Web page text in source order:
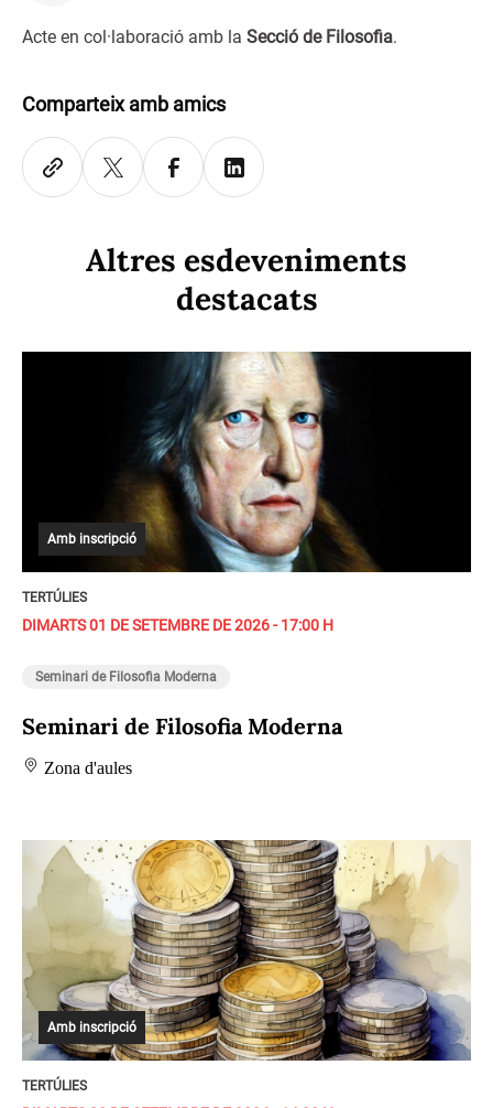
Acte en col·laboració amb la Secció de Filosofia.
Comparteix amb amics
Altres esdeveniments
destacats
Amb inscripció
TERTÚLIES
DIMARTS 01 DE SETEMBRE DE 2026 - 17:00 H
Seminari de Filosofia Moderna
Seminari de Filosofia Moderna
Zona d'aules
Amb inscripció
TERTÚLIES